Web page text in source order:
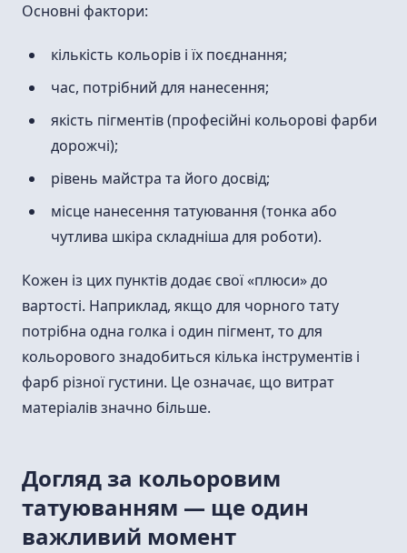
Основні фактори:
кількість кольорів і їх поєднання;
час, потрібний для нанесення;
якість пігментів (професійні кольорові фарби
дорожчі);
рівень майстра та його досвід;
місце нанесення татуювання (тонка або
чутлива шкіра складніша для роботи).
Кожен із цих пунктів додає свої «плюси» до
вартості. Наприклад, якщо для чорного тату
потрібна одна голка і один пігмент, то для
кольорового знадобиться кілька інструментів і
фарб різної густини. Це означає, що витрат
матеріалів значно більше.
Догляд за кольоровим
татуюванням — ще один
важливий момент